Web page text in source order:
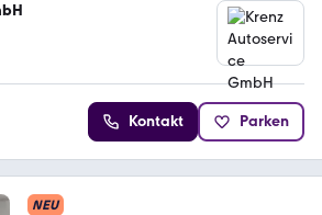
Kontakt Parken
NEU